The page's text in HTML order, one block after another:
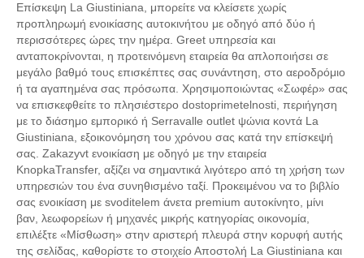
Επίσκεψη La Giustiniana, μπορείτε να κλείσετε χωρίς
προπληρωμή ενοικίασης αυτοκινήτου με οδηγό από δύο ή
περισσότερες ώρες την ημέρα. Greet υπηρεσία και
ανταποκρίνονται, η προτεινόμενη εταιρεία θα απλοποιήσει σε
μεγάλο βαθμό τους επισκέπτες σας συνάντηση, στο αεροδρόμιο
ή τα αγαπημένα σας πρόσωπα. Χρησιμοποιώντας «Σωφέρ» σας
να επισκεφθείτε το πλησιέστερο dostoprimetelnosti, περιήγηση
με το διάσημο εμπορικό ή Serravalle outlet ψώνια κοντά La
Giustiniana, εξοικονόμηση του χρόνου σας κατά την επίσκεψή
σας. Zakazyvt ενοικίαση με οδηγό με την εταιρεία
KnopkaTransfer, αξίζει να σημαντικά λιγότερο από τη χρήση των
υπηρεσιών του ένα συνηθισμένο ταξί. Προκειμένου να το βιβλίο
σας ενοικίαση με svoditelem άνετα premium αυτοκίνητο, μίνι
βαν, λεωφορείων ή μηχανές μικρής κατηγορίας οικονομία,
επιλέξτε «Μίσθωση» στην αριστερή πλευρά στην κορυφή αυτής
της σελίδας, καθορίστε το στοιχείο Αποστολή La Giustiniana και